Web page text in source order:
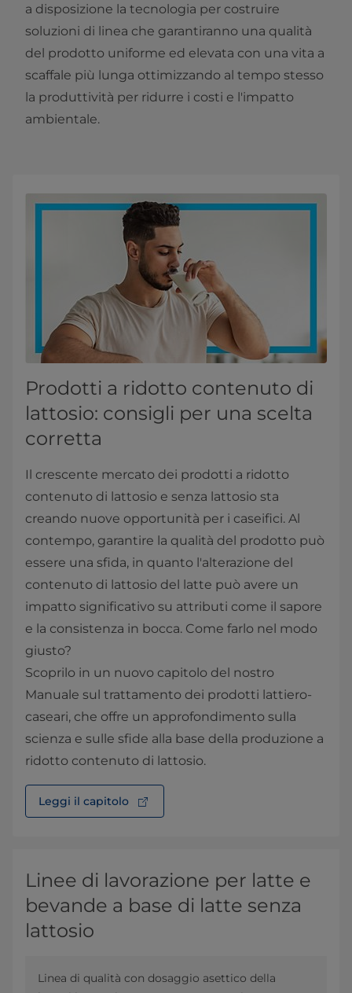
a disposizione la tecnologia per costruire
soluzioni di linea che garantiranno una qualità
del prodotto uniforme ed elevata con una vita a
scaffale più lunga ottimizzando al tempo stesso
la produttività per ridurre i costi e l'impatto
ambientale.
Prodotti a ridotto contenuto di
lattosio: consigli per una scelta
corretta
Il crescente mercato dei prodotti a ridotto
contenuto di lattosio e senza lattosio sta
creando nuove opportunità per i caseifici. Al
contempo, garantire la qualità del prodotto può
essere una sfida, in quanto l'alterazione del
contenuto di lattosio del latte può avere un
impatto significativo su attributi come il sapore
e la consistenza in bocca. Come farlo nel modo
giusto?
Scoprilo in un nuovo capitolo del nostro
Manuale sul trattamento dei prodotti lattiero-
caseari, che offre un approfondimento sulla
scienza e sulle sfide alla base della produzione a
ridotto contenuto di lattosio.
Leggi il capitolo
Linee di lavorazione per latte e
bevande a base di latte senza
lattosio
Linea di qualità con dosaggio asettico della